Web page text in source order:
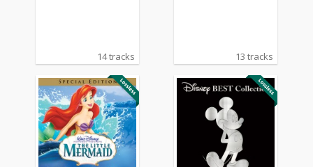
14 tracks 13 tracks